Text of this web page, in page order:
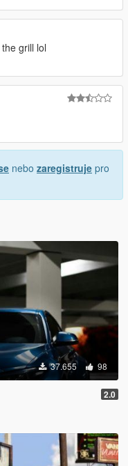
grill lol
nebo zaregistruje pro
37.655 98
2.0